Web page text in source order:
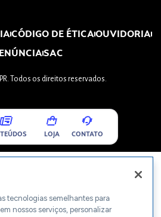
CÓDIGO DE ÉTICAOUVIDORIA
SAC
Todos os direitos reservados.
LOJA CONTATO
tecnologias semelhantes para
nossos serviços, personalizar